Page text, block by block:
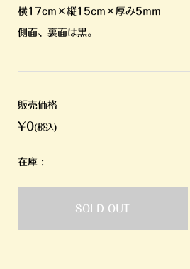
横17cm×縦15cm×厚み5mm
側面、裏面は黒。
販売価格
¥0(税込)
在庫 :
SOLD OUT